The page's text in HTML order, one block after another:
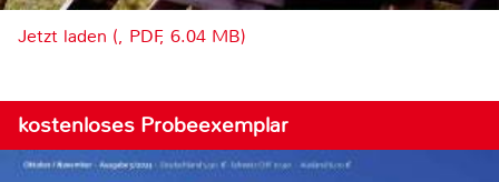
Jetzt laden (, PDF, 6.04 MB)
kostenloses Probeexemplar